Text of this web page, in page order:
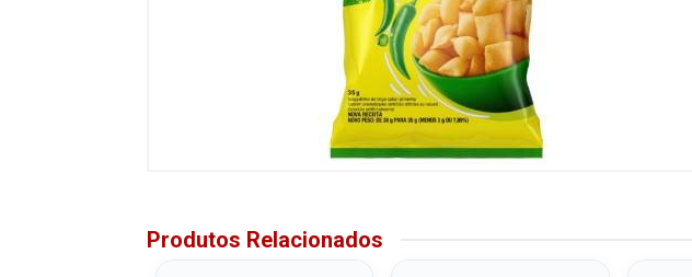
Produtos Relacionados